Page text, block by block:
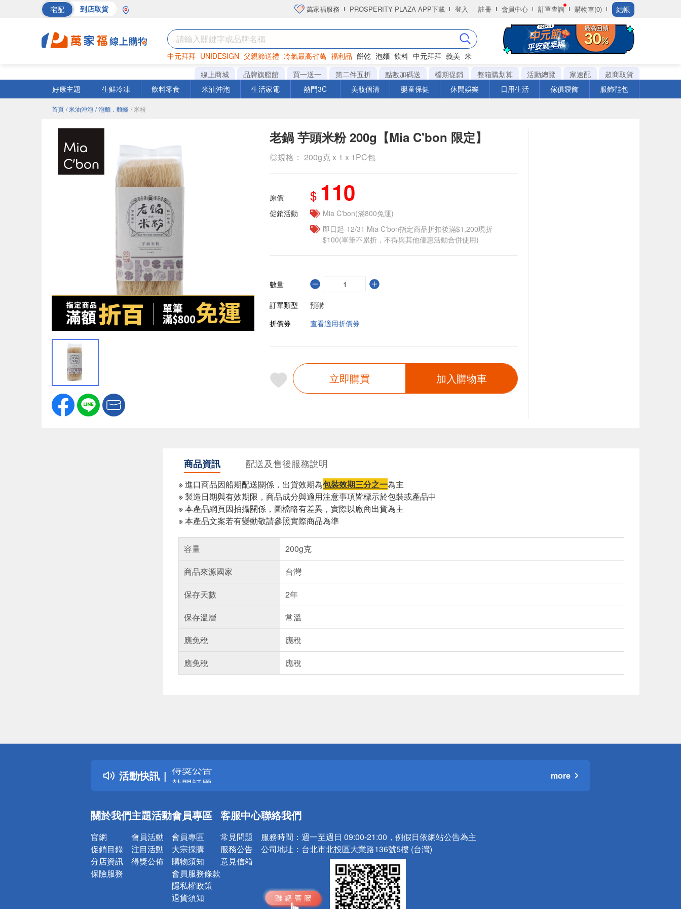
宅配 到店取貨 萬家福服務 PROSPERITY PLAZA APP下載 登入 註冊 會員中心 訂單查詢 購物車(0) 結帳
中元拜拜 UNIDESIGN 父親節送禮 冷氣最高省萬 福利品 餅乾 泡麵 飲料 中元拜拜 義美 米
罐頭 海苔 洋芋片
線上商城 品牌旗艦館 買一送一 第二件五折 點數加碼送 檔期促銷 整箱購划算 活動總覽 家速配
超商取貨
好康主題
生鮮冷凍 飲料零食 米油沖泡 生活家電 熱門3C 美妝個清 嬰童保健 休閒娛樂 日用生活 傢俱寢飾 服飾鞋包
首頁 / 米油沖泡 / 泡麵．麵條 / 米粉
老鍋 芋頭米粉 200g【Mia C'bon 限定】
◎規格： 200g克 x 1 x 1PC包
原價 $ 110
促銷活動
Mia C'bon(滿800免運)
即日起-12/31 Mia C'bon指定商品折扣後滿$1,200現折
$100(單筆不累折，不得與其他優惠活動合併使用)
數量
訂單類型
預購
折價券
查看適用折價券
立即購買 加入購物車
商品資訊 配送及售後服務說明
※ 進口商品因船期配送關係，出貨效期為包裝效期三分之一為主
※ 製造日期與有效期限，商品成分與適用注意事項皆標示於包裝或產品中
※ 本產品網頁因拍攝關係，圖檔略有差異，實際以廠商出貨為主
※ 本產品文案若有變動敬請參照實際商品為準
容量
200g克
商品來源國家
台灣
保存天數
2年
保存溫層
常溫
應免稅
應稅
應免稅
應稅
活動快訊
詐騙網頁！請小心！
得獎公告
熱門話題
銀行優惠
詐騙網頁！請小心！
more
關於我們
官網
促銷目錄
分店資訊
保險服務
主題活動
會員活動
注目活動
得獎公佈
會員專區
會員專區
大宗採購
購物須知
會員服務條款
隱私權政策
退貨須知
客服中心
常見問題
服務公告
意見信箱
聯絡我們
服務時間： 週一至週日 09:00-21:00，例假日依網站公告為主
公司地址： 台北市北投區大業路136號5樓 (台灣)